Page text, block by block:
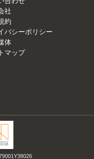
社
約
バシーポリシー
体
マップ